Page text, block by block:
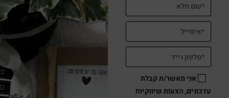
אני מאשר/ת קבלת
עדכונים, הצעות שיווקיות